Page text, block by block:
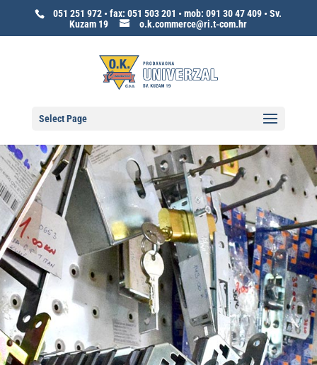
051 251 972 • fax: 051 503 201 • mob: 091 30 47 409 • Sv.
Kuzam 19
o.k.commerce@ri.t-com.hr
Select Page